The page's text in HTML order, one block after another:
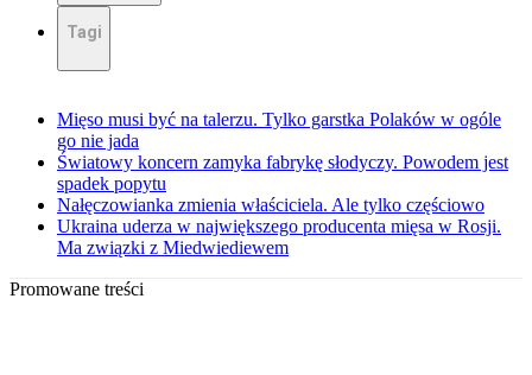
Tagi
Mięso musi być na talerzu. Tylko garstka Polaków w ogóle
go nie jada
Światowy koncern zamyka fabrykę słodyczy. Powodem jest
spadek popytu
Nałęczowianka zmienia właściciela. Ale tylko częściowo
Ukraina uderza w największego producenta mięsa w Rosji.
Ma związki z Miedwiediewem
Promowane treści